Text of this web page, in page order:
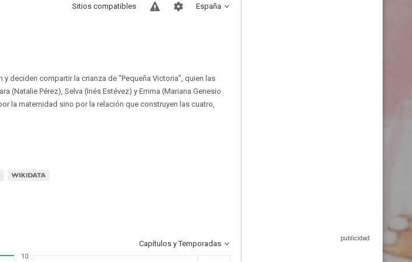
España
Sitios compatibles
deciden compartir la crianza de “Pequeña Victoria”, quien las
(Natalie Pérez), Selva (Inés Estévez) y Emma (Mariana Genesio
la maternidad sino por la relación que construyen las cuatro,
Capítulos y Temporadas
10